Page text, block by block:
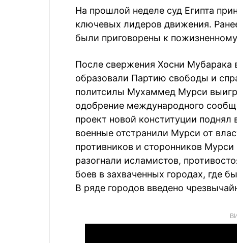
На прошлой неделе суд Египта
ключевых лидеров движения.
были приговорены к
После свержения Хосни Мубарака
образовали Партию свободы и
политсилы Мухаммед Мурси
одобрение международного
проект новой конституции поднял
военные отстранили Мурси от
противников и сторонников
разогнали исламистов,
боев в захваченных городах, где
В ряде городов введено